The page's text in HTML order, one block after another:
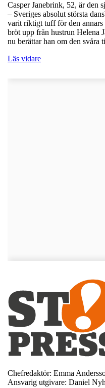
Casper Janebrink, 52, är den
– Sveriges absolut största
varit riktigt tuff för den annars
bröt upp från hustrun Helena
nu berättar han om den
Läs vidare
Chefredaktör: Emma
Ansvarig utgivare: Daniel